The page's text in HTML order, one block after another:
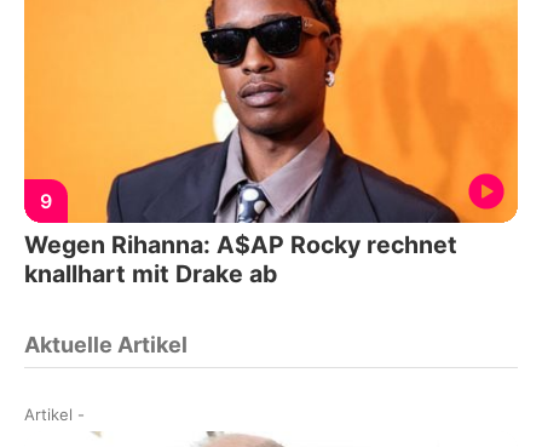
9
Wegen Rihanna: A$AP Rocky rechnet
knallhart mit Drake ab
Aktuelle Artikel
Artikel -